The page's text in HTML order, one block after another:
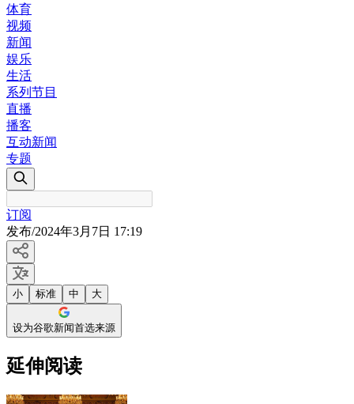
体育
视频
新闻
娱乐
生活
系列节目
直播
播客
互动新闻
专题
订阅
发布/2024年3月7日 17:19
小 标准 中 大
设为谷歌新闻首选来源
延伸阅读